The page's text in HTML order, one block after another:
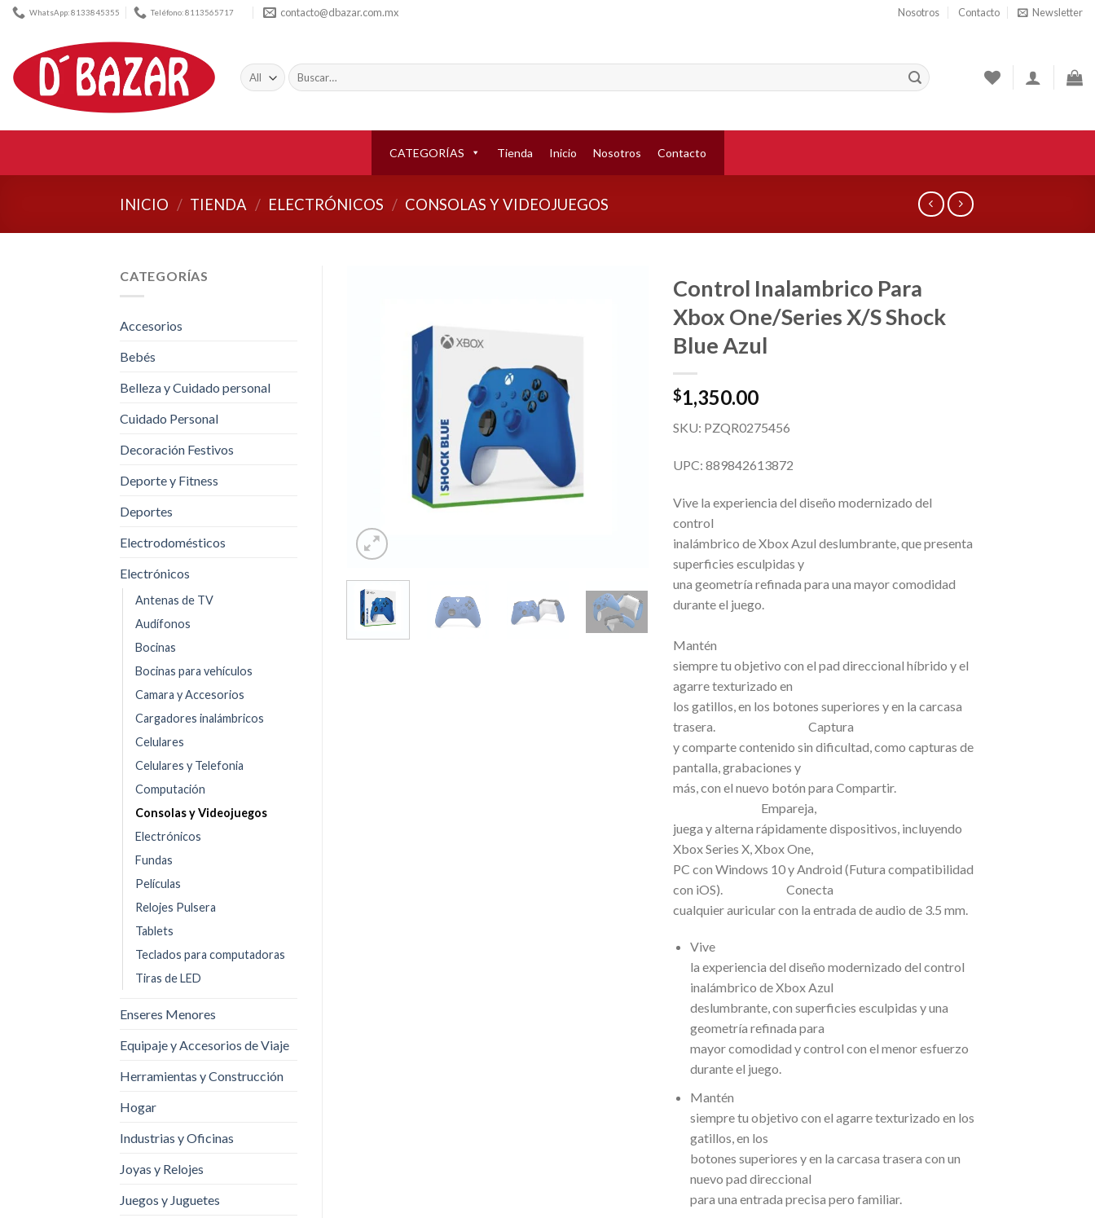
Skip
content
WhatsApp: 8133845355 Teléfono: 8113565717 contacto@dbazar.com.mx Nosotros Contacto Newsletter
Buscar
por:
CATEGORÍAS Tienda Inicio Nosotros Contacto
INICIO / TIENDA / ELECTRÓNICOS / CONSOLAS Y VIDEOJUEGOS
CATEGORÍAS
Accesorios
Bebés
Belleza y Cuidado personal
Cuidado Personal
Decoración Festivos
Deporte y Fitness
Deportes
Electrodomésticos
Electrónicos
Antenas de TV
Audífonos
Bocinas
Bocinas para vehículos
Camara y Accesorios
Cargadores inalámbricos
Celulares
Celulares y Telefonia
Computación
Consolas y Videojuegos
Electrónicos
Fundas
Películas
Relojes Pulsera
Tablets
Teclados para computadoras
Tiras de LED
Enseres Menores
Equipaje y Accesorios de Viaje
Herramientas y Construcción
Hogar
Industrias y Oficinas
Joyas y Relojes
Juegos y Juguetes
Control Inalambrico Para
Xbox One/Series X/S Shock
Blue Azul
$1,350.00
SKU: PZQR0275456
UPC: 889842613872
Vive la experiencia del diseño modernizado del
control
inalámbrico de Xbox Azul deslumbrante, que presenta
superficies esculpidas y
una geometría refinada para una mayor comodidad
durante el juego.
Mantén
siempre tu objetivo con el pad direccional híbrido y el
agarre texturizado en
los gatillos, en los botones superiores y en la carcasa
trasera. Captura
y comparte contenido sin dificultad, como capturas de
pantalla, grabaciones y
más, con el nuevo botón para Compartir.
Empareja,
juega y alterna rápidamente dispositivos, incluyendo
Xbox Series X, Xbox One,
PC con Windows 10 y Android (Futura compatibilidad
con iOS). Conecta
cualquier auricular con la entrada de audio de 3.5 mm.
Vive
la experiencia del diseño modernizado del control
inalámbrico de Xbox Azul
deslumbrante, con superficies esculpidas y una
geometría refinada para
mayor comodidad y control con el menor esfuerzo
durante el juego.
Mantén
siempre tu objetivo con el agarre texturizado en los
gatillos, en los
botones superiores y en la carcasa trasera con un
nuevo pad direccional
para una entrada precisa pero familiar.